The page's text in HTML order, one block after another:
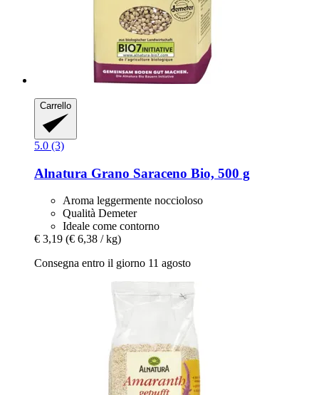
Carrello
5.0 (3)
Alnatura Grano Saraceno Bio, 500 g
Aroma leggermente noccioloso
Qualità Demeter
Ideale come contorno
€ 3,19 (€ 6,38 / kg)
Consegna entro il giorno 11 agosto